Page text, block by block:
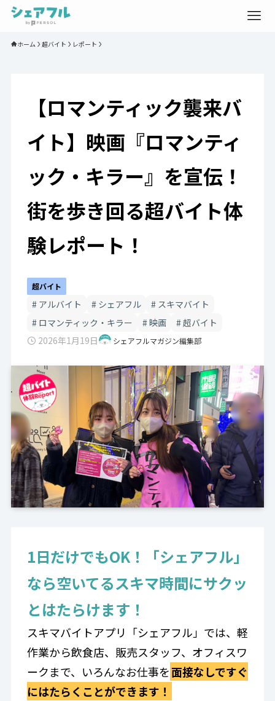
ホーム 超バイト レポート
【ロマンティック襲来バ
イト】映画『ロマンティ
ック・キラー』を宣伝！
街を歩き回る超バイト体
験レポート！
超バイト
アルバイト シェアフル
スキマバイト
ロマンティック・キラー
映画
超バイト
2026年1月19日
シェアフルマガジン編集部
1日だけでもOK！「シェアフル」
なら空いてるスキマ時間にサクッ
とはたらけます！
スキマバイトアプリ「シェアフル」では、軽
作業から飲食店、販売スタッフ、オフィスワ
ークまで、いろんなお仕事を面接なしですぐ
にはたらくことができます！